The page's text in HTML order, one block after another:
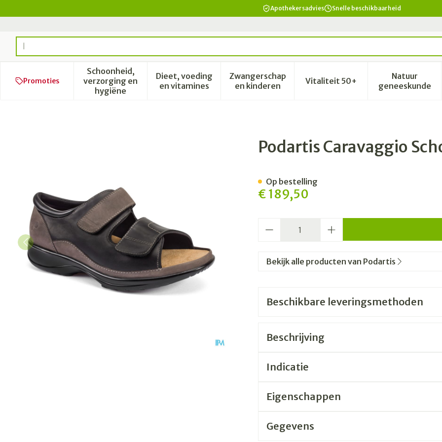
Apothekersadvies Snelle beschikbaarheid
Product, merk, categorie...
Promoties
Schoonheid,
verzorging en
hygiëne
Toon submenu voor Schoonheid, verzorging en hygiëne categorie
Dieet, voeding
en vitaminesToon submenu voor Dieet, voeding en vitamines categorie
Zwangerschap
en kinderenToon submenu voor Zwangerschap en
Vitaliteit 50+Toon submenu voor Vitaliteit
Natuur
geneeskunde
Toon
Podartis Caravaggio Schoen Man Zwart 46 Xl
Podartis Caravaggio
€ 189,50
Op bestelling
Bekijk alle producten van Podartis
Beschikbare leveringsmethoden
Beschrijving
Indicatie
Eigenschappen
Gegevens